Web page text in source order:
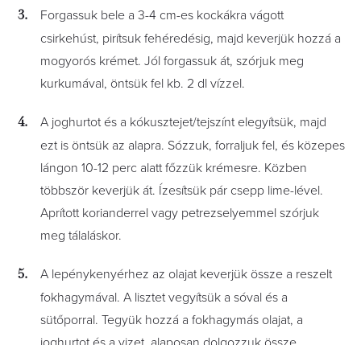
Forgassuk bele a 3-4 cm-es kockákra vágott
csirkehúst, pirítsuk fehéredésig, majd keverjük hozzá a
mogyorós krémet. Jól forgassuk át, szórjuk meg
kurkumával, öntsük fel kb. 2 dl vízzel.
A joghurtot és a kókusztejet/tejszínt elegyítsük, majd
ezt is öntsük az alapra. Sózzuk, forraljuk fel, és közepes
lángon 10-12 perc alatt főzzük krémesre. Közben
többször keverjük át. Ízesítsük pár csepp lime-lével.
Aprított korianderrel vagy petrezselyemmel szórjuk
meg tálaláskor.
A lepénykenyérhez az olajat keverjük össze a reszelt
fokhagymával. A lisztet vegyítsük a sóval és a
sütőporral. Tegyük hozzá a fokhagymás olajat, a